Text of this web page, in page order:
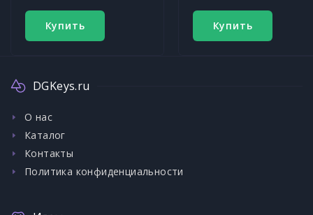
Купить Купить
DGKeys.ru
О нас
Каталог
Контакты
Политика конфиденциальности